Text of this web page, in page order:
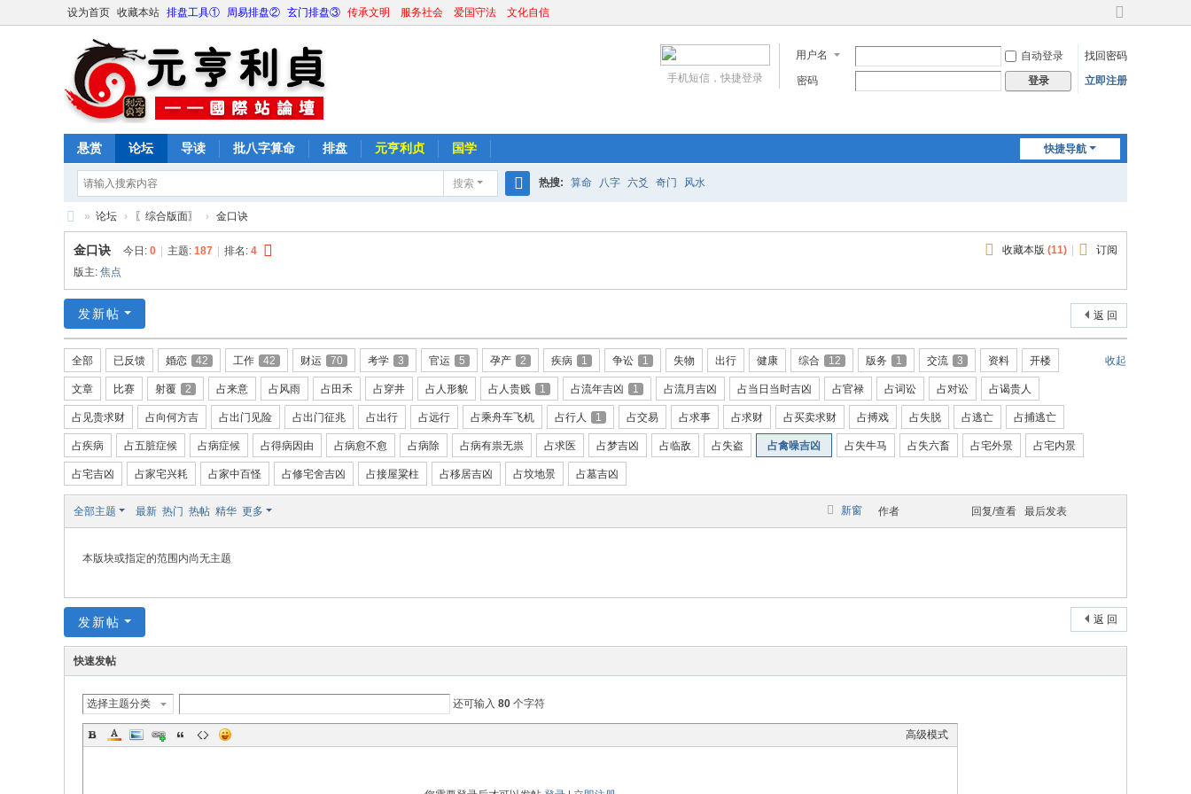
设为首页 收藏本站 排盘工具① 周易排盘② 玄门排盘③ 传承文明 服务社会 爱国守法 文化自信
切
到
宽
用户名 自动登录
找回密码
密码
登录 立即注册
手机短信，快捷登录
快捷导航
悬赏 论坛 导读 批八字算命 排盘 元亨利贞 国学
搜索
索
热搜: 算命 八字 六爻 奇门 风水
亨
利
网
论
坛
国
际
站
» 论坛 › 〖综合版面〗 › 金口诀
收藏本版 (11) 订阅
金口诀 今日: 0 主题: 187 排名: 4
版主: 焦点
返 回
发新帖
收起
全部 已反馈 婚恋 42 工作 42 财运 70 考学 3 官运 5 孕产 2 疾病 1 争讼 1 失物 出行 健康 综合 12 版务 1 交流 3 资料 开楼
文章 比赛 射覆 2 占来意 占风雨 占田禾 占穿井 占人形貌 占人贵贱 1 占流年吉凶 1 占流月吉凶 占当日当时吉凶 占官禄 占词讼 占对讼 占谒贵人
占见贵求财 占向何方吉 占出门见险 占出门征兆 占出行 占远行 占乘舟车飞机 占行人 1 占交易 占求事 占求财 占买卖求财 占搏戏 占失脱 占逃亡 占捕逃亡
占疾病 占五脏症候 占病症候 占得病因由 占病愈不愈 占病除 占病有祟无祟 占求医 占梦吉凶 占临敌 占失盗 占禽噪吉凶 占失牛马 占失六畜 占宅外景 占宅内景
占宅吉凶 占家宅兴耗 占家中百怪 占修宅舍吉凶 占接屋粱柱 占移居吉凶 占坟地景 占墓吉凶
新窗
全部主题 最新 热门 热帖 精华 更多 作者 回复/查看 最后发表
本版块或指定的范围内尚无主题
返 回
发新帖
快速发帖
选择主题分类 还可输入 80 个字符
高级模式